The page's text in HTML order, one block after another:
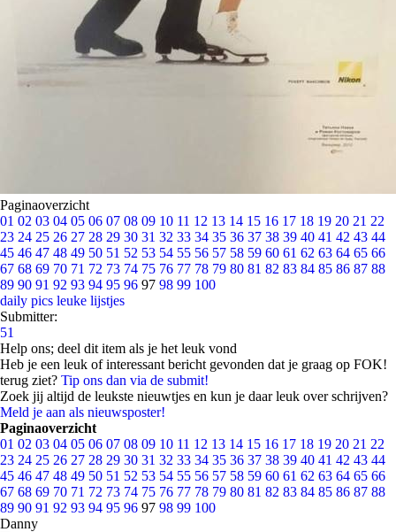
Paginaoverzicht
01 02 03 04 05 06 07 08 09 10 11 12 13 14 15 16 17 18 19 20 21 22
23 24 25 26 27 28 29 30 31 32 33 34 35 36 37 38 39 40 41 42 43 44
45 46 47 48 49 50 51 52 53 54 55 56 57 58 59 60 61 62 63 64 65 66
67 68 69 70 71 72 73 74 75 76 77 78 79 80 81 82 83 84 85 86 87 88
89 90 91 92 93 94 95 96 97 98 99 100
daily pics leuke lijstjes
Submitter:
51
Help ons; deel dit item als je het leuk vond
Heb je een leuk of interessant bericht gevonden dat je graag op FOK!
terug ziet? Tip ons dan via de submit!
Zoek jij altijd de leukste nieuwtjes en kun je daar leuk over schrijven?
Meld je aan als nieuwsposter!
Paginaoverzicht
01 02 03 04 05 06 07 08 09 10 11 12 13 14 15 16 17 18 19 20 21 22
23 24 25 26 27 28 29 30 31 32 33 34 35 36 37 38 39 40 41 42 43 44
45 46 47 48 49 50 51 52 53 54 55 56 57 58 59 60 61 62 63 64 65 66
67 68 69 70 71 72 73 74 75 76 77 78 79 80 81 82 83 84 85 86 87 88
89 90 91 92 93 94 95 96 97 98 99 100
Danny